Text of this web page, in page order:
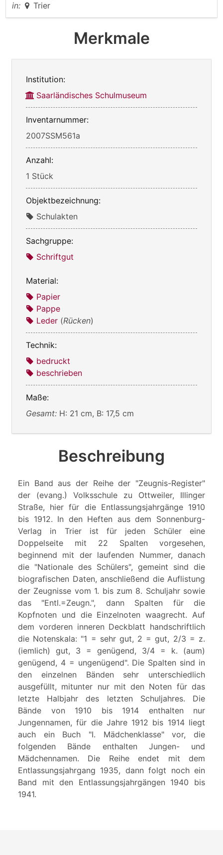
in:
Trier
Merkmale
Institution:
Saarländisches Schulmuseum
Inventarnummer:
2007SSM561a
Anzahl:
1 Stück
Objektbezeichnung:
Schulakten
Sachgruppe:
Schriftgut
Material:
Papier
Pappe
Leder (Rücken)
Technik:
bedruckt
beschrieben
Maße:
Gesamt: H: 21 cm, B: 17,5 cm
Beschreibung
Ein Band aus der Reihe der "Zeugnis-Register"
der (evang.) Volksschule zu Ottweiler, Illinger
Straße, hier für die Entlassungsjahrgänge 1910
bis 1912. In den Heften aus dem Sonnenburg-
Verlag in Trier ist für jeden Schüler eine
Doppelseite mit 22 Spalten vorgesehen,
beginnend mit der laufenden Nummer, danach
die "Nationale des Schülers", gemeint sind die
biografischen Daten, anschließend die Auflistung
der Zeugnisse vom 1. bis zum 8. Schuljahr sowie
das "Entl.=Zeugn.", dann Spalten für die
Kopfnoten und die Einzelnoten waagrecht. Auf
dem vorderen inneren Deckblatt handschriftlich
die Notenskala: "1 = sehr gut, 2 = gut, 2/3 = z.
(iemlich) gut, 3 = genügend, 3/4 = k. (aum)
genügend, 4 = ungenügend". Die Spalten sind in
den einzelnen Bänden sehr unterschiedlich
ausgefüllt, mitunter nur mit den Noten für das
letzte Halbjahr des letzten Schuljahres. Die
Bände von 1910 bis 1914 enthalten nur
Jungennamen, für die Jahre 1912 bis 1914 liegt
auch ein Buch "I. Mädchenklasse" vor, die
folgenden Bände enthalten Jungen- und
Mädchennamen. Die Reihe endet mit dem
Entlassungsjahrgang 1935, dann folgt noch ein
Band mit den Entlassungsjahrgängen 1940 bis
1941.